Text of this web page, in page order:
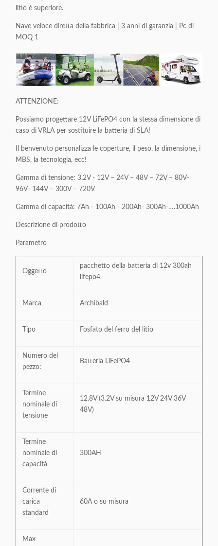
litio è superiore.
Nave veloce diretta della fabbrica | 3 anni di garanzia | Pc di
MOQ 1
ATTENZIONE:
Possiamo progettare 12V LiFePO4 con la stessa dimensione di
caso di VRLA per sostituire la batteria di SLA!
Il benvenuto personalizza le coperture, il peso, la dimensione, i
MBS, la tecnologia, ecc!
Gamma di tensione: 3.2V - 12V – 24V – 48V – 72V – 80V-
96V- 144V – 300V – 720V
Gamma di capacità: 7Ah - 100Ah - 200Ah- 300Ah-….1000Ah
Descrizione di prodotto
Parametro
Oggetto
pacchetto della batteria di 12v 300ah
lifepo4
Marca Archibald
Tipo Fosfato del ferro del litio
Numero del
pezzo:
Batteria LiFePO4
Termine
nominale di
tensione
12.8V (3.2V su misura 12V 24V 36V
48V)
Termine
nominale di
capacità
300AH
Corrente di
carica
standard
60A o su misura
Max